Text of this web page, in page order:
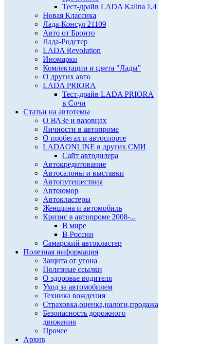
Тест-драйв LADA Kalina 1,4
Новая Классика
Лада-Консул 21109
Авто от Бронто
Лада-Родстер
LADA Revolution
Иномарки
Комлектации и цвета "Лады"
О других авто
LADA PRIORA
Тест-драйв LADA PRIORA
в Сочи
Статьи на автотемы
О ВАЗе и вазовцах
Личности в автопроме
О пробегах и автоспорте
LADAONLINE в других СМИ
Сайт автодилера
Автокредитование
Автосалоны и выставки
Автопутешествия
Автоюмор
Автокластеры
Женщина и автомобиль
Кризис в автопроме 2008-...
В мире
В России
Самарский автокластер
Полезная информация
Защита от угона
Полезные ссылки
О здоровье водителя
Уход за автомобилем
Техника вождения
Страховка,оценка,налоги,продажа
Безопасность дорожного
движения
Прочее
Архив